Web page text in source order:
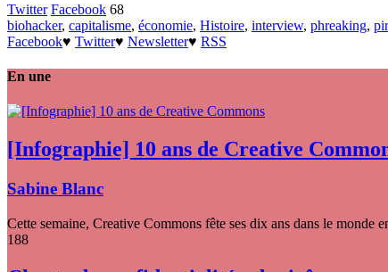
Twitter Facebook 68
biohacker, capitalisme, économie, Histoire, interview, phreaking,
Facebook♥ Twitter♥ Newsletter♥ RSS
En une
[Infographie] 10 ans de Creative
Sabine Blanc
Cette semaine, Creative Commons fête ses dix ans dans le monde
188